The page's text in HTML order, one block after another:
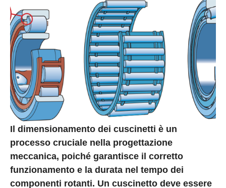
Il dimensionamento dei cuscinetti è un
processo cruciale nella progettazione
meccanica, poiché garantisce il corretto
funzionamento e la durata nel tempo dei
componenti rotanti. Un cuscinetto deve essere